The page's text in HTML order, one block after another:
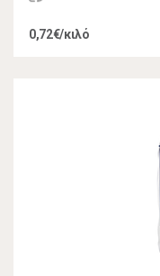
0,72€/κιλό